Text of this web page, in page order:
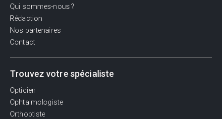
Qui sommes-nous ?
Rédaction
Nos partenaires
Contact
Trouvez votre spécialiste
Opticien
Ophtalmologiste
Orthoptiste